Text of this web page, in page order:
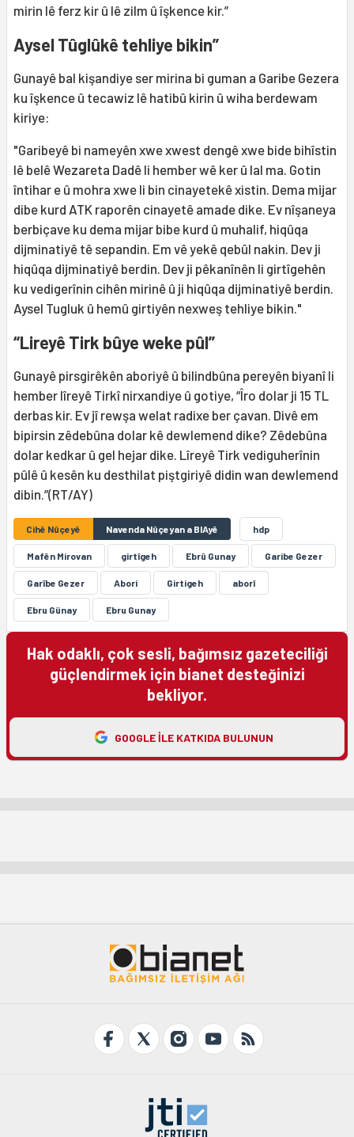
mirin lê ferz kir û lê zilm û îşkence kir.”
Aysel Tûglûkê tehliye bikin”
Gunayê bal kişandiye ser mirina bi guman a Garibe Gezera
ku îşkence û tecawiz lê hatibû kirin û wiha berdewam
kiriye:
"Garibeyê bi nameyên xwe xwest dengê xwe bide bihîstin
lê belê Wezareta Dadê li hember wê ker û lal ma. Gotin
întihar e û mohra xwe li bin cinayetekê xistin. Dema mijar
dibe kurd ATK raporên cinayetê amade dike. Ev nîşaneya
berbiçave ku dema mijar bibe kurd û muhalif, hiqûqa
dijminatiyê tê sepandin. Em vê yekê qebûl nakin. Dev ji
hiqûqa dijminatiyê berdin. Dev ji pêkanînên li girtîgehên
ku vedigerînin cihên mirinê û ji hiqûqa dijminatiyê berdin.
Aysel Tugluk û hemû girtiyên nexweş tehliye bikin."
“Lireyê Tirk bûye weke pûl”
Gunayê pirsgirêkên aboriyê û bilindbûna pereyên biyanî li
hember lîreyê Tirkî nirxandiye û gotiye, “Îro dolar ji 15 TL
derbas kir. Ev jî rewşa welat radixe ber çavan. Divê em
bipirsin zêdebûna dolar kê dewlemend dike? Zêdebûna
dolar kedkar û gel hejar dike. Lîreyê Tirk vediguherînin
pûlê û kesên ku desthilat piştgiriyê didin wan dewlemend
dibin.”(RT/AY)
Cihê Nûçeyê Navenda Nûçeyan a BIAyê hdp
Mafên Mirovan girtîgeh Ebrû Gunay Garibe Gezer
Garîbe Gezer Abori Girtigeh aborî
Ebru Günay Ebru Gunay
Hak odaklı, çok sesli, bağımsız gazeteciliği
güçlendirmek için bianet desteğinizi
bekliyor.
GOOGLE ILE KATKIDA BULUNUN